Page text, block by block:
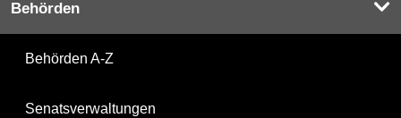
Behörden
Behörden A-Z
Senatsverwaltungen